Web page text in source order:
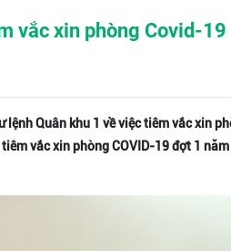
vắc xin phòng Covid-19
Quân khu 1 về việc tiêm vắc xin
vắc xin phòng COVID-19 đợt 1